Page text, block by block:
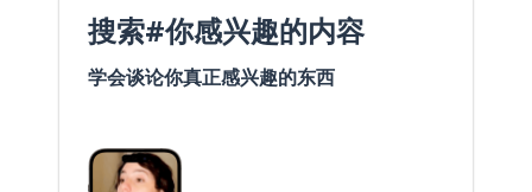
搜索#你感兴趣的内容
学会谈论你真正感兴趣的东西